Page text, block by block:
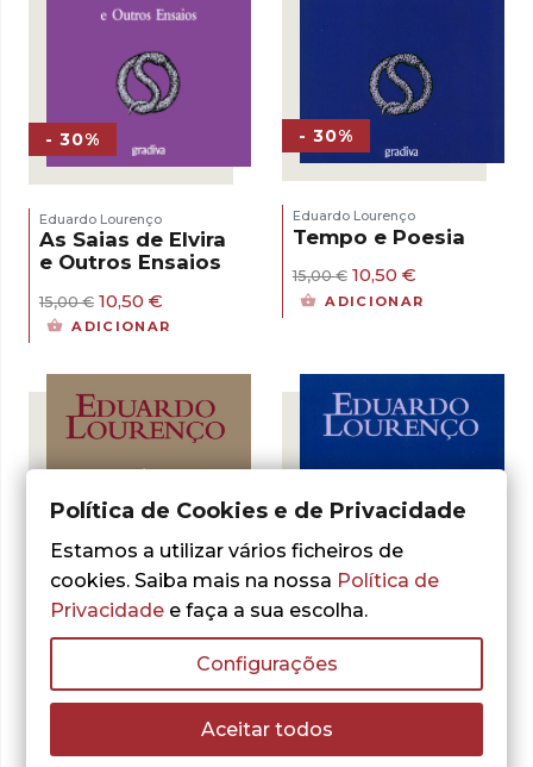
- 30%
Eduardo Lourenço
As Saias de Elvira
e Outros Ensaios
15,00€ O
preço
15,00 €.
10,50 €
preço
10,50 €.
ADICIONAR
- 30%
Eduardo Lourenço
Tempo e Poesia
15,00€ O
preço
original
10,50 €O
preço
atual
ADICIONAR
Eduardo Lourenço
- 30%
Eduardo Lourenço
O Lugar do Anjo
Política de Cookies e de Privacidade
Estamos a utilizar vários ficheiros de
cookies. Saiba mais na nossa Política de
Privacidade e faça a sua escolha.
Configurações
Aceitar todos